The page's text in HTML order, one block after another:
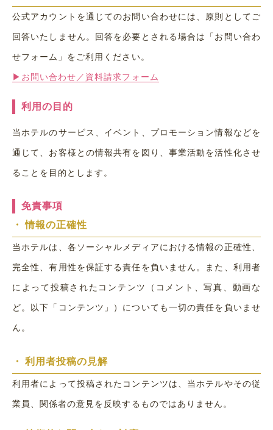
公式アカウントを通じてのお問い合わせには、原則としてご
回答いたしません。回答を必要とされる場合は「お問い合わ
せフォーム」をご利用ください。
▶お問い合わせ／資料請求フォーム
利用の目的
当ホテルのサービス、イベント、プロモーション情報などを
通じて、お客様との情報共有を図り、事業活動を活性化させ
ることを目的とします。
免責事項
・
情報の正確性
当ホテルは、各ソーシャルメディアにおける情報の正確性、
完全性、有用性を保証する責任を負いません。また、利用者
によって投稿されたコンテンツ（コメント、写真、動画な
ど。以下「コンテンツ」）についても一切の責任を負いませ
ん。
・ 利用者投稿の見解
利用者によって投稿されたコンテンツは、当ホテルやその従
業員、関係者の意見を反映するものではありません。